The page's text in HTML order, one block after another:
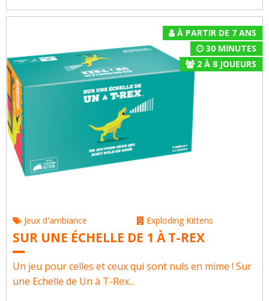
À PARTIR DE 7 ANS
30 MINUTES
2À 8JOUEURS
Jeux d'ambiance Exploding Kittens
SUR UNE ÉCHELLE DE 1 À T-REX
Un jeu pour celles et ceux qui sont nuls en mime ! Sur
une Echelle de Un à T-Rex...